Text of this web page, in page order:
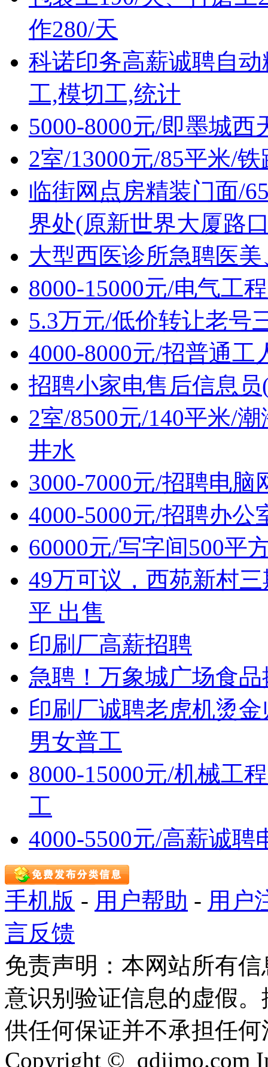
作280/天
科诺印务高薪诚聘自
工,模切工,统计
5000-8000元/即墨城
2室/13000元/85平米/
临街网点房精装门面/
界处(原新世界大厦路
大型西医诊所急聘医
8000-15000元/电气工
5.3万元/低价转让老号
4000-8000元/招普通
招聘小家电售后信息
2室/8500元/140平米/
井水
3000-7000元/招聘电脑
4000-5000元/招聘办公
60000元/写字间500平
49万可议，西苑新村
平 出售
印刷厂高薪招聘
急聘！万象城广场食
印刷厂诚聘老虎机烫
男女普工
8000-15000元/机械工
工
4000-5500元/高薪诚
手机版 - 用户帮助 - 用户
言反馈
免责声明：本网站所有
意识别验证信息的虚假
供任何保证并不承担任
Copyright © qdjimo.com